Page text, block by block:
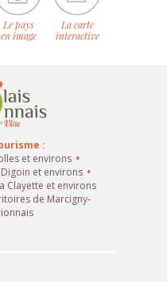
Le pays
en image
La carte
interactive
:
et environs
Digoin et environs
Clayette et environs
de Marcigny-